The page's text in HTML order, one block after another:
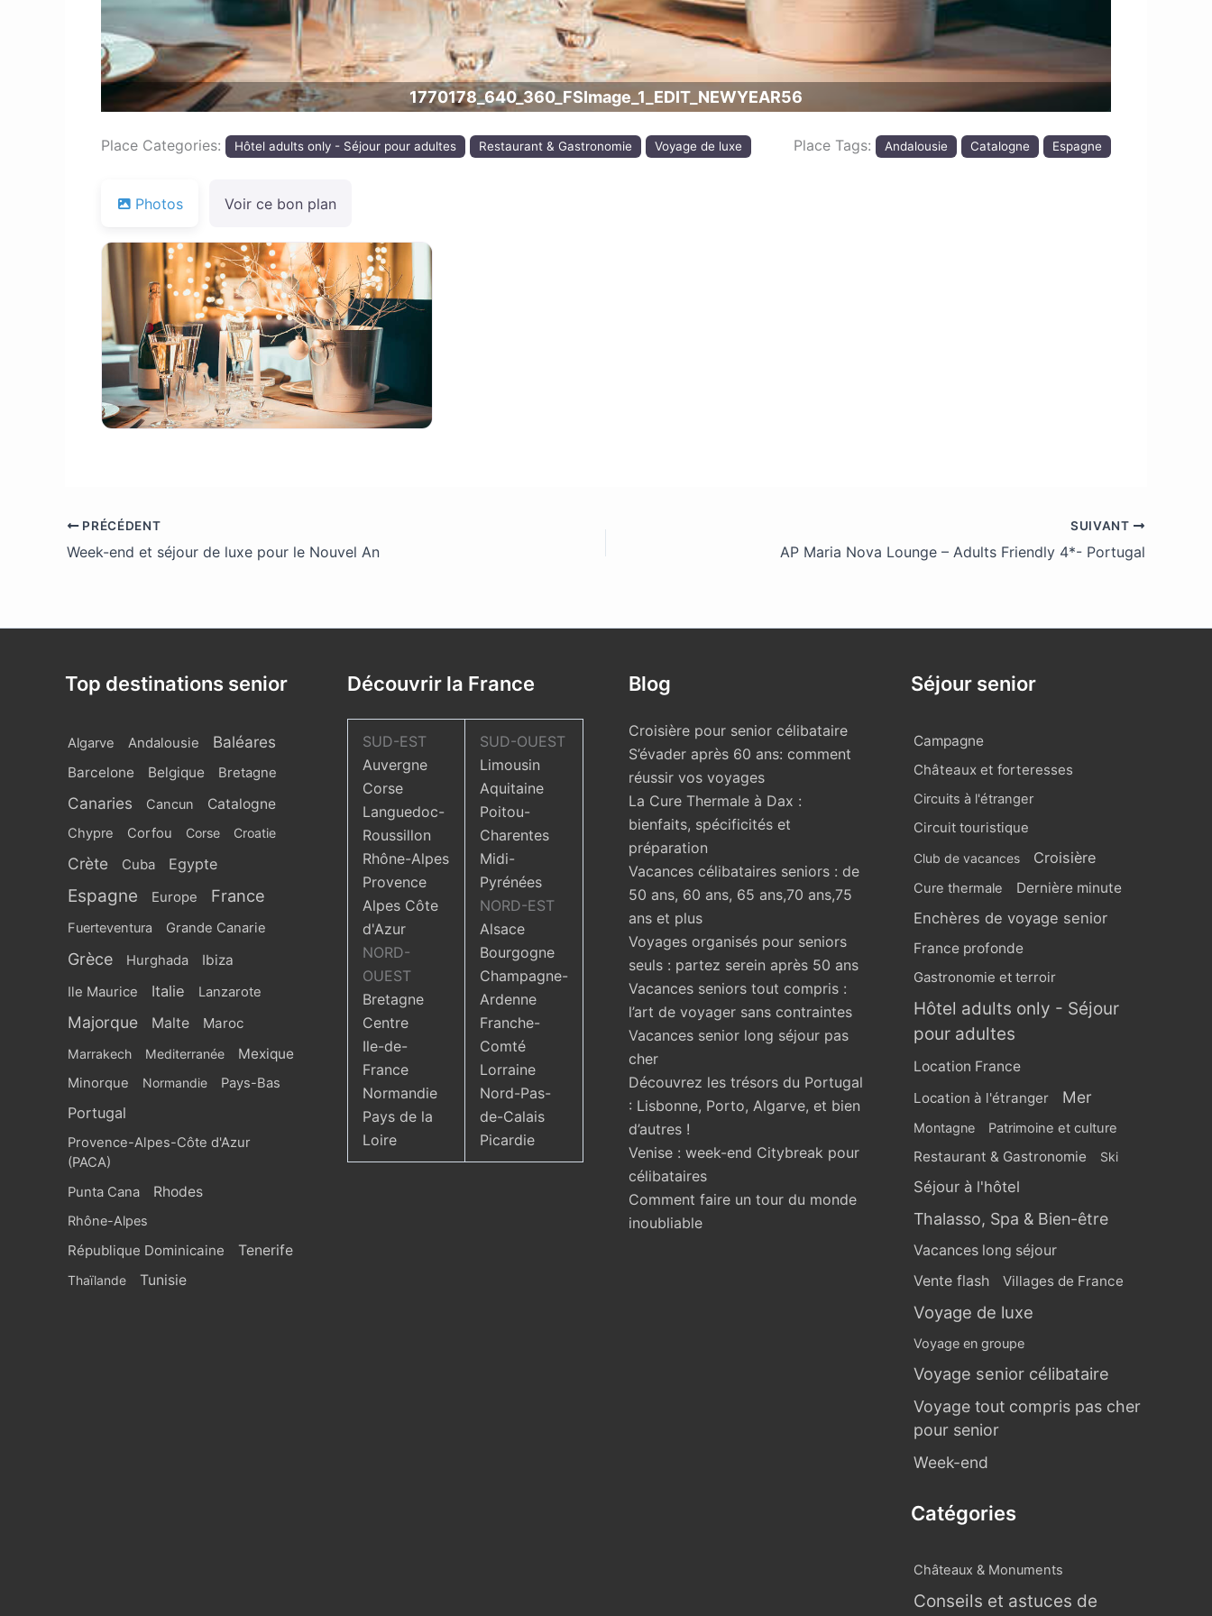
1770178_640_360_FSImage_1_EDIT_NEWYEAR56
Place Categories: Hôtel adults only - Séjour pour adultes Restaurant & Gastronomie Voyage de luxe Place Tags: Andalousie Catalogne Espagne
Photos Voir ce bon plan
PRÉCÉDENT
Week-end et séjour de luxe pour le Nouvel An
SUIVANT
AP Maria Nova Lounge – Adults Friendly 4*- Portugal
Top destinations senior
Algarve Andalousie Baléares
Barcelone Belgique Bretagne
Canaries Cancun Catalogne
Chypre Corfou Corse Croatie
Crète Cuba Egypte
Espagne Europe France
Fuerteventura Grande Canarie
Grèce Hurghada Ibiza
Ile Maurice Italie Lanzarote
Majorque Malte Maroc
Marrakech Mediterranée Mexique
Minorque Normandie Pays-Bas
Portugal
Provence-Alpes-Côte d'Azur
(PACA)
Punta Cana
Rhodes
Rhône-Alpes
République Dominicaine Tenerife
Thaïlande Tunisie
Découvrir la France
SUD-EST
Auvergne
Corse
Languedoc-
Roussillon
Rhône-Alpes
Provence
Alpes Côte
d'Azur
NORD-
OUEST
Bretagne
Centre
Ile-de-
France
Normandie
Pays de la
Loire
SUD-OUEST
Limousin
Aquitaine
Poitou-
Charentes
Midi-
Pyrénées
NORD-EST
Alsace
Bourgogne
Champagne-
Ardenne
Franche-
Comté
Lorraine
Nord-Pas-
de-Calais
Picardie
Blog
Croisière pour senior célibataire
S’évader après 60 ans: comment
réussir vos voyages
La Cure Thermale à Dax :
bienfaits, spécificités et
préparation
Vacances célibataires seniors : de
50 ans, 60 ans, 65 ans,70 ans,75
ans et plus
Voyages organisés pour seniors
seuls : partez serein après 50 ans
Vacances seniors tout compris :
l’art de voyager sans contraintes
Vacances senior long séjour pas
cher
Découvrez les trésors du Portugal
: Lisbonne, Porto, Algarve, et bien
d’autres !
Venise : week-end Citybreak pour
célibataires
Comment faire un tour du monde
inoubliable
Séjour senior
Campagne
Châteaux et forteresses
Circuits à l'étranger
Circuit touristique
Club de vacances Croisière
Cure thermale Dernière minute
Enchères de voyage senior
France profonde
Gastronomie et terroir
Hôtel adults only - Séjour
pour adultes
Location France
Location à l'étranger
Mer
Montagne Patrimoine et culture
Restaurant & Gastronomie Ski
Séjour à l'hôtel
Thalasso, Spa & Bien-être
Vacances long séjour
Vente flash Villages de France
Voyage de luxe
Voyage en groupe
Voyage senior célibataire
Voyage tout compris pas cher
pour senior
Week-end
Catégories
Châteaux & Monuments
Conseils et astuces de